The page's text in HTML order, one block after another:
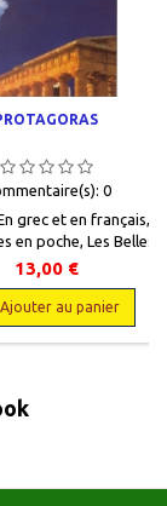
0
grec et en français,
en poche, Les Belles
11 x 18, XXXII + 160
broché. Neuf.
9782251799155
13,00 €
Ajouter au panier